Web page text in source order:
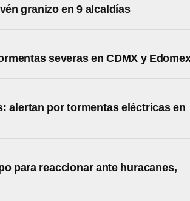
granizo en 9 alcaldías
severas en CDMX y
alertan por tormentas eléctricas en
para reaccionar ante huracanes,